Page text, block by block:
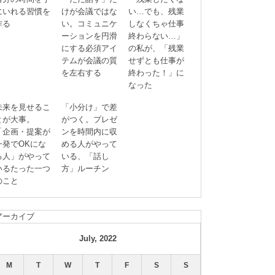
いれる習慣を
る
けが会議ではな
い。コミュニケ
ーションを円滑
にする必須アイ
テムが会議の質
を左右する
い…でも、残業
しなくちゃ仕事
終わらない…」
の私が、「残業
せずとも仕事が
終わった！」に
なった
来を見せるこ
が大事。
企画・提案が
発でOKにな
人」がやって
るたった一つ
こと
「小分け」で差
がつく。プレゼ
ンを時間内に収
める人がやって
いる、「話し
方」ルーチン
ーカイブ
July, 2022
M T W T F S S